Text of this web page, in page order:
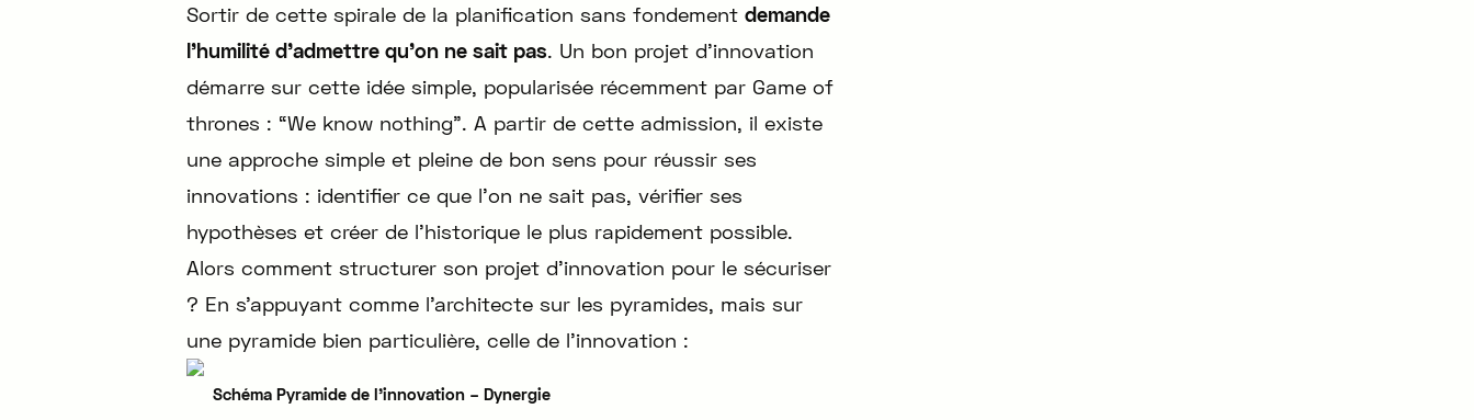
Sortir de cette spirale de la planification sans fondementdemande
l’humilité d’admettre qu’on ne sait pas. Un bon projet d’innovation
démarre sur cette idée simple, popularisée récemment par Game of
thrones : “We know nothing”. A partir de cette admission, il existe
une approche simple et pleine de bon sens pour réussir ses
innovations : identifier ce que l’on ne sait pas, vérifier ses
hypothèses et créer de l’historique le plus rapidement possible.
Alors comment structurer son projet d’innovation pour le sécuriser
? En s’appuyant comme l’architecte sur les pyramides, mais sur
une pyramide bien particulière, celle de l’innovation :
Schéma Pyramide de l’innovation – Dynergie